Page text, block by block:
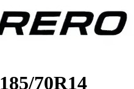
185/70R14